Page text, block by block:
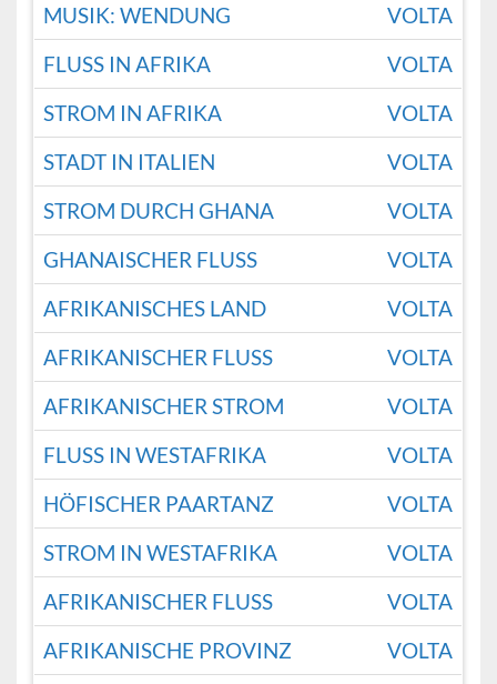
MUSIK: WENDUNG
VOLTA
FLUSS IN AFRIKA
VOLTA
STROM IN AFRIKA
VOLTA
STADT IN ITALIEN
VOLTA
STROM DURCH GHANA
VOLTA
GHANAISCHER FLUSS
VOLTA
AFRIKANISCHES LAND
VOLTA
AFRIKANISCHER FLUSS
VOLTA
AFRIKANISCHER STROM
VOLTA
FLUSS IN WESTAFRIKA
VOLTA
HÖFISCHER PAARTANZ
VOLTA
STROM IN WESTAFRIKA
VOLTA
AFRIKANISCHER FLUSS
VOLTA
AFRIKANISCHE PROVINZ
VOLTA